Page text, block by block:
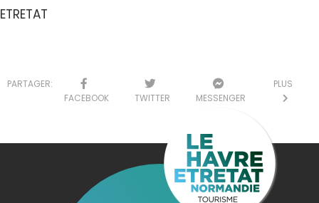
ETRETAT
PARTAGER:
FACEBOOK
TWITTER MESSENGER
PLUS